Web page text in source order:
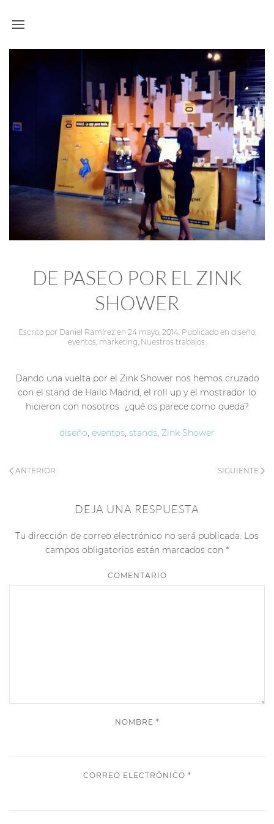
DE PASEO POR EL ZINK
SHOWER
Escrito por Daniel Ramírezen 24 mayo, 2014. Publicado en diseño,
eventos marketing Nuestros trabajos
Dando una vuelta por el Zink Shower nos hemos cruzado
con el stand de Hailo Madrid, el roll up y el mostrador lo
hicieron con nosotros ¿qué os parece como queda?
diseño eventos stands Zink Shower
ANTERIOR SIGUIENTE
DEJA UNA RESPUESTA
Tu dirección de correo electrónico no será publicada. Los
campos obligatorios están marcados con *
COMENTARIO
NOMBRE *
CORREO ELECTRÓNICO *